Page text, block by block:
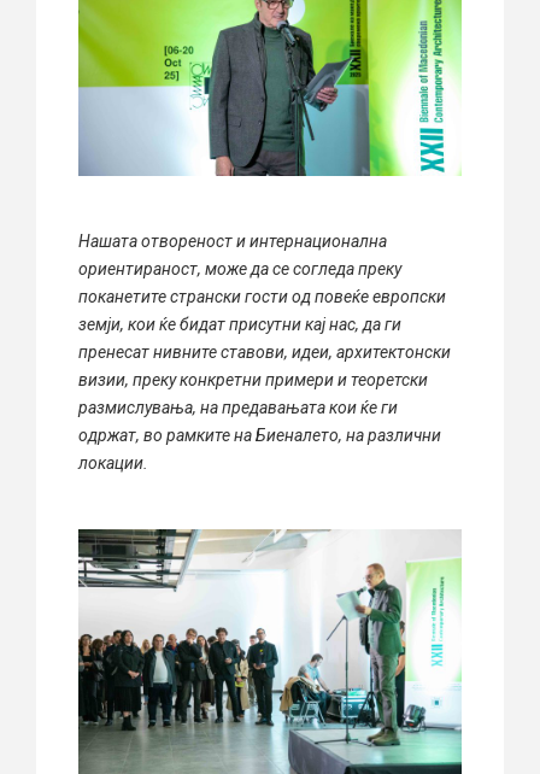
Нашата отвореност и интернационална
ориентираност, може да се согледа преку
поканетите странски гости од повеќе европски
земји, кои ќе бидат присутни кај нас, да ги
пренесат нивните ставови, идеи, архитектонски
визии, преку конкретни примери и теоретски
размислувања, на предавањата кои ќе ги
одржат, во рамките на Биеналето, на различни
локации.